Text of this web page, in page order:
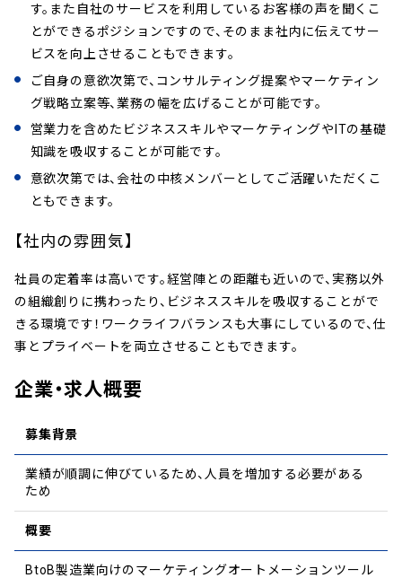
す。また自社のサービスを利用しているお客様の声を聞くこ
とができるポジションですので、そのまま社内に伝えてサー
ビスを向上させることもできます。
ご自身の意欲次第で、コンサルティング提案やマーケティン
グ戦略立案等、業務の幅を広げることが可能です。
営業力を含めたビジネススキルやマーケティングやITの基礎
知識を吸収することが可能です。
意欲次第では、会社の中核メンバーとしてご活躍いただくこ
ともできます。
【社内の雰囲気】
社員の定着率は高いです。経営陣との距離も近いので、実務以外
の組織創りに携わったり、ビジネススキルを吸収することがで
きる環境です！ワークライフバランスも大事にしているので、仕
事とプライベートを両立させることもできます。
企業・求人概要
募集背景
業績が順調に伸びているため、人員を増加する必要がある
ため
概要
BtoB製造業向けのマーケティングオートメーションツール